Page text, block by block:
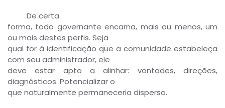
De certa
forma, todo governante encarna, mais ou menos, um
ou mais destes perfis. Seja
qual for à identificação que a comunidade estabeleça
com seu administrador, ele
deve estar apto a alinhar: vontades, direções,
diagnósticos. Potencializar o
que naturalmente permaneceria disperso.